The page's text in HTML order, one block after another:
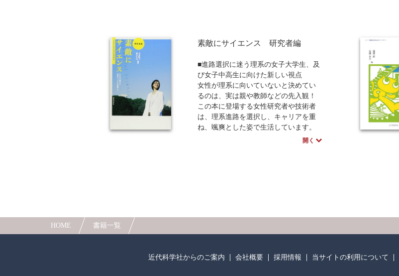
素敵にサイエンス 研究者編
■進路選択に迷う理系の女子大学生、及
び女子中高生に向けた新しい視点
女性が理系に向いていないと決めてい
るのは、実は親や教師などの先入観！
この本に登場する女性研究者や技術者
は、理系進路を選択し、キャリアを重
ね、颯爽とした姿で生活しています。
先輩の進路選択のきっかけと今を知る
に、性別の先入観にとらわれない進路
選択とその可能性を広げるヒントがあ
開く
HOME 書籍一覧
近代科学社からのご案内 会社概要 採用情報 当サイトの利用について